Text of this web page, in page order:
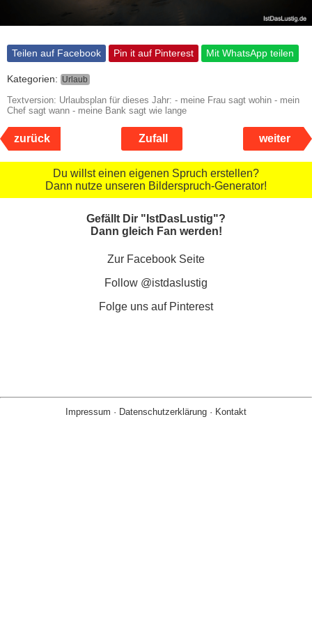
Teilen auf Facebook Pin it auf Pinterest Mit WhatsApp teilen
Kategorien: Urlaub
Textversion: Urlaubsplan für dieses Jahr: - meine Frau sagt wohin - mein
Chef sagt wann - meine Bank sagt wie lange
zurück Zufall weiter
Du willst einen eigenen Spruch erstellen?
Dann nutze unseren Bilderspruch-Generator!
Gefällt Dir "IstDasLustig"?
Dann gleich Fan werden!
Zur Facebook Seite
Follow @istdaslustig
Folge uns auf Pinterest
Impressum · Datenschutzerklärung · Kontakt